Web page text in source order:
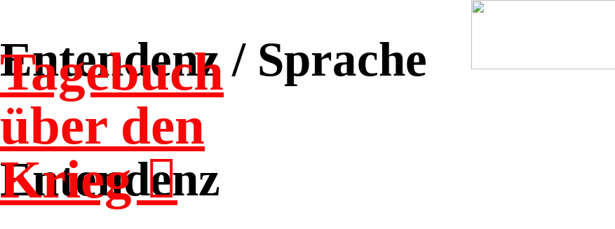
Tagebuch
über den
Krieg ︎︎︎
Entendenz / Sprache
Entendenz